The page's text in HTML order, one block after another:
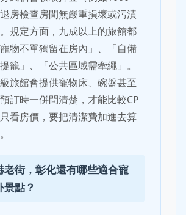
房檢查房間無嚴重損壞或污漬
規定方面，九成以上的旅館都
物不單獨留在房內」、「自備
籠」、「公共區域需牽繩」。
旅館會提供寵物床、碗盤甚至
訂時一併問清楚，才能比較CP
看房價，要把清潔費加進去算
老街，彰化還有哪些適合寵
點？